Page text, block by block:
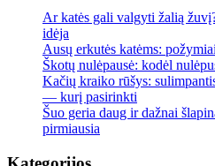
Ar katės gali valgyti žalią
idėja
Ausų erkutės katėms:
Škotų nulėpausė: kodėl
Kačių kraiko rūšys:
— kurį pasirinkti
Šuo geria daug ir dažnai
pirmiausia